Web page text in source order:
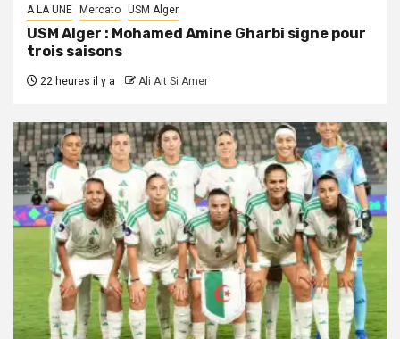
A LA UNE Mercato USM Alger
USM Alger : Mohamed Amine Gharbi signe pour
trois saisons
22 heures il y a Ali Ait Si Amer